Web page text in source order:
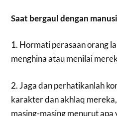
Saat bergaul dengan
1. Hormati perasaan orang
menghina atau menilai
2. Jaga dan perhatikanlah
karakter dan akhlaq
masing-masing menurut apa